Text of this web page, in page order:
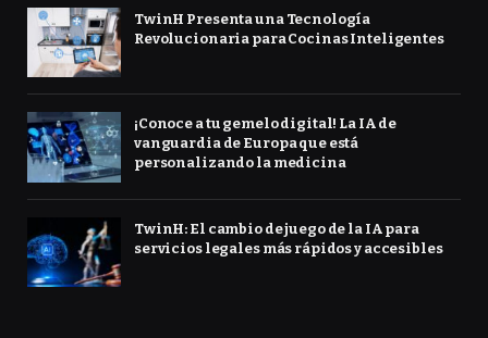
TwinH Presenta una Tecnología
Revolucionaria para Cocinas Inteligentes
¡Conoce a tu gemelo digital! La IA de
vanguardia de Europa que está
personalizando la medicina
TwinH: El cambio de juego de la IA para
servicios legales más rápidos y accesibles